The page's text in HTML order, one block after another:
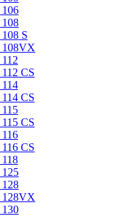
S
108VX
CS
CS
CS
CS
128VX